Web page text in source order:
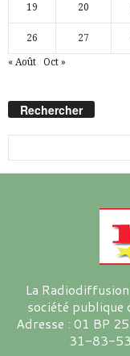
19 20
26 27
« Août Oct »
Rechercher
La
société publique
Adresse : 01 BP
31-83-